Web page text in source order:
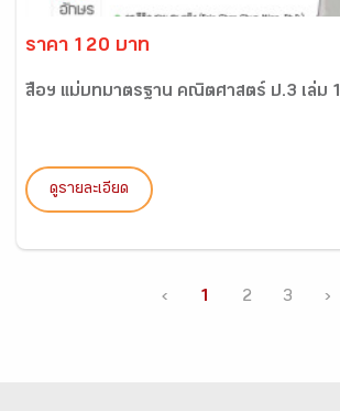
ราคา 120 บาท
สื่อฯ แม่บทมาตรฐาน คณิตศาสตร์ ป.3 เล่ม 1
ดูรายละเอียด
‹ 1 2 3 ›